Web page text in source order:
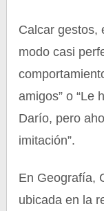
Calcar gestos,
modo casi
amigos” o “Le
Darío, pero
imitación”.
En Geografía,
ubicada en la